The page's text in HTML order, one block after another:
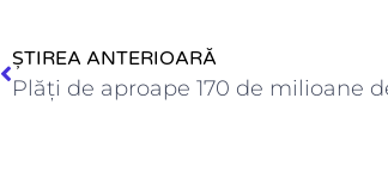
ȘTIREA ANTERIOARĂ